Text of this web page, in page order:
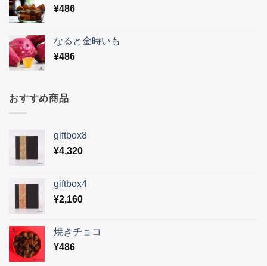
¥486
なると金時いも
¥486
おすすめ商品
giftbox8
¥4,320
giftbox4
¥2,160
焼きチョコ
¥486